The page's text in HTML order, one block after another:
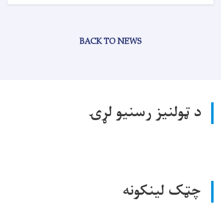
BACK TO NEWS
د ټولنیز رسنیو لړۍ
چټک لینکونه